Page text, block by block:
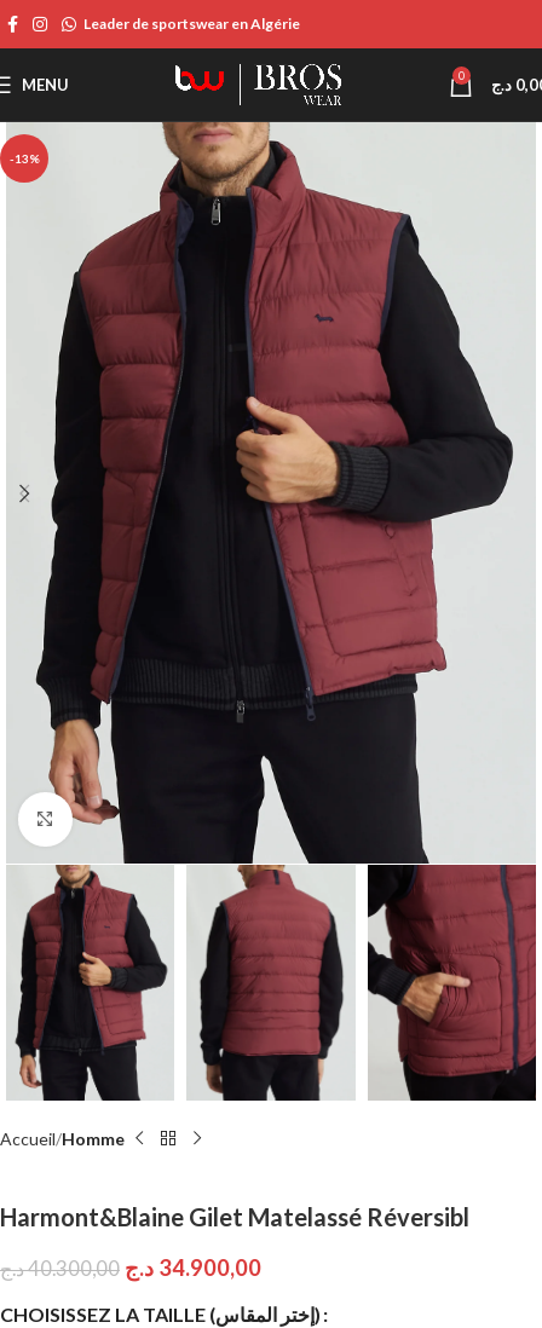
Leader de sportswear en Algérie
MENU 0 د.ج
-13%
Click to enlarge
Accueil Homme
Harmont&Blaine Gilet Matelassé Réversibl
40.300,00د.ج 34.900,00 د.ج
CHOISISSEZ LA TAILLE (إختر المقاس)